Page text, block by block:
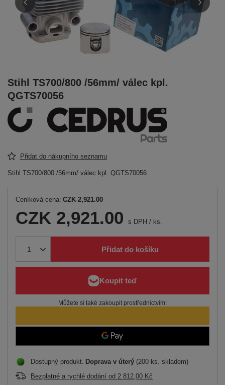
Stihl TS700/800 /56mm/ válec kpl.
QGTS70056
Přidat do nákupního seznamu
Stihl TS700/800 /56mm/ válec kpl. QGTS70056
Ceníková cena: CZK 2,921.00
CZK 2,921.00 s DPH / ks.
Přidat do košíku
Můžete si také zakoupit prostřednictvím:
Dostupný produkt Doprava v úterý (200 ks. skladem)
Bezplatné a rychlé dodání od 2 812,00 Kč